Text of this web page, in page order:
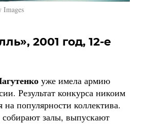
Images
2001 год, 12-е
уже имела армию
Результат конкурса никоим
на популярности коллектива.
залы, выпускают